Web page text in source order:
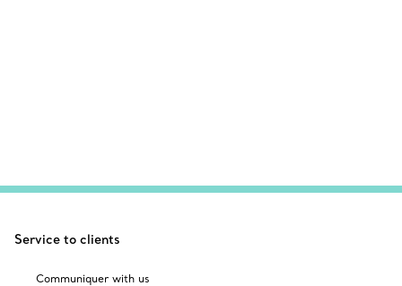
Service to clients
Communiquer with us